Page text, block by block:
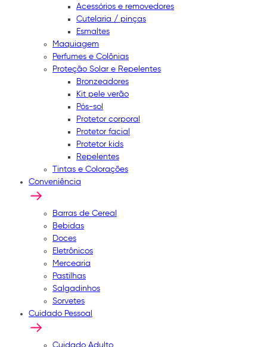
Acessórios e removedores
Cutelaria / pinças
Esmaltes
Maquiagem
Perfumes e Colônias
Proteção Solar e Repelentes
Bronzeadores
Kit pele verão
Pós-sol
Protetor corporal
Protetor facial
Protetor kids
Repelentes
Tintas e Colorações
Conveniência
Barras de Cereal
Bebidas
Doces
Eletrônicos
Mercearia
Pastilhas
Salgadinhos
Sorvetes
Cuidado Pessoal
Cuidado Adulto